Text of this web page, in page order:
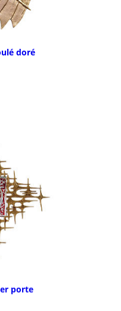
doré
porte